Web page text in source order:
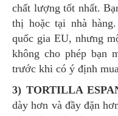
chất lượng tốt nhất.
thị hoặc tại nhà
quốc gia EU, nhưng
không cho phép bạn
trước khi có ý định
3) TORTILLA
dày hơn và đầy đặn